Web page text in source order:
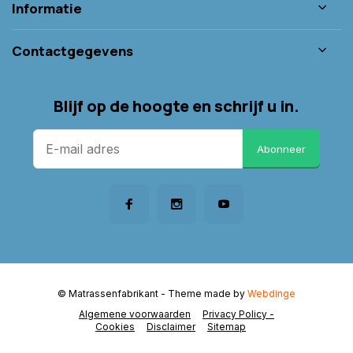
Informatie
Contactgegevens
Blijf op de hoogte en schrijf u in.
Abonneer
Algemene voorwaarden
Privacy Policy -
Cookies
Disclaimer Sitemap
© Matrassenfabrikant - Theme made by Webdinge